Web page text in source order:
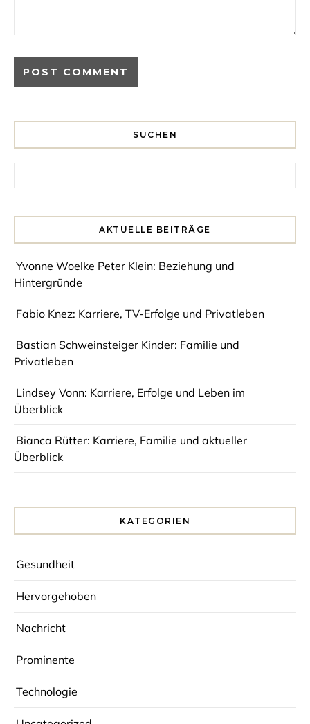
SUCHEN
AKTUELLE BEITRÄGE
Yvonne Woelke Peter Klein: Beziehung und
Hintergründe
Fabio Knez: Karriere, TV-Erfolge und Privatleben
Bastian Schweinsteiger Kinder: Familie und
Privatleben
Lindsey Vonn: Karriere, Erfolge und Leben im
Überblick
Bianca Rütter: Karriere, Familie und aktueller
Überblick
KATEGORIEN
Gesundheit
Hervorgehoben
Nachricht
Prominente
Technologie